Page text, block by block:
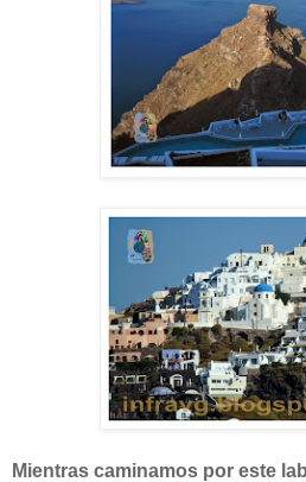
Mientras caminamos por este